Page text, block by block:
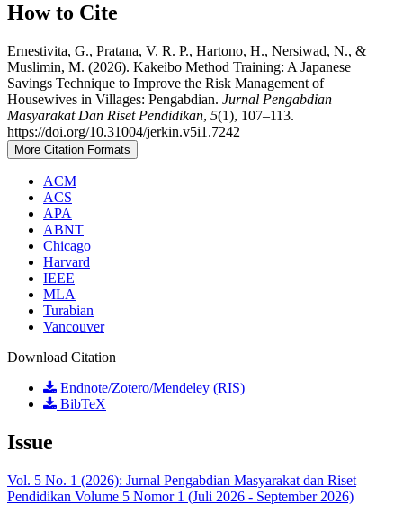
How to Cite
Ernestivita, G., Pratana, V. R. P., Hartono, H., Nersiwad, N., &
Muslimin, M. (2026). Kakeibo Method Training: A Japanese
Savings Technique to Improve the Risk Management of
Housewives in Villages: Pengabdian. Jurnal Pengabdian
Masyarakat Dan Riset Pendidikan, 5(1), 107–113.
https://doi.org/10.31004/jerkin.v5i1.7242
More Citation Formats
ACM
ACS
APA
ABNT
Chicago
Harvard
IEEE
MLA
Turabian
Vancouver
Download Citation
Endnote/Zotero/Mendeley (RIS)
BibTeX
Issue
Vol. 5 No. 1 (2026): Jurnal Pengabdian Masyarakat dan Riset
Pendidikan Volume 5 Nomor 1 (Juli 2026 - September 2026)